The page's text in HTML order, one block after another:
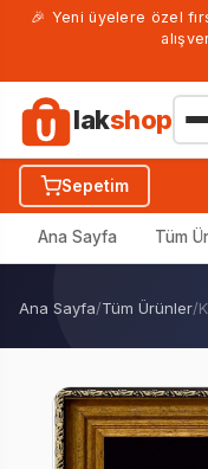
🎉 Yeni üyelere özel
lakshop
Sepetim
Ana Sayfa Tüm
Ana Sayfa/Tüm Ürünler/